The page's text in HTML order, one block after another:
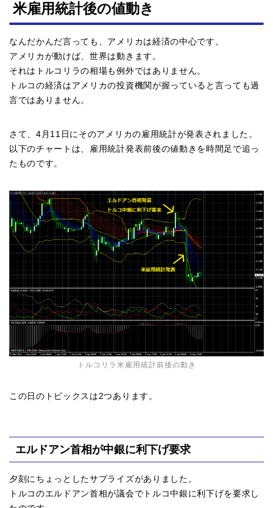
米雇用統計後の値動き
なんだかんだ言っても、アメリカは経済の中心です。
アメリカが動けば、世界は動きます。
それはトルコリラの相場も例外ではありません。
トルコの経済はアメリカの投資機関が握っていると言っても過
言ではありません。
さて、4月11日にそのアメリカの雇用統計が発表されました。
以下のチャートは、雇用統計発表前後の値動きを時間足で追っ
たものです。
トルコリラ米雇用統計前後の動き
この日のトピックスは2つあります。
エルドアン首相が中銀に利下げ要求
夕刻にちょっとしたサプライズがありました。
トルコのエルドアン首相が議会でトルコ中銀に利下げを要求し